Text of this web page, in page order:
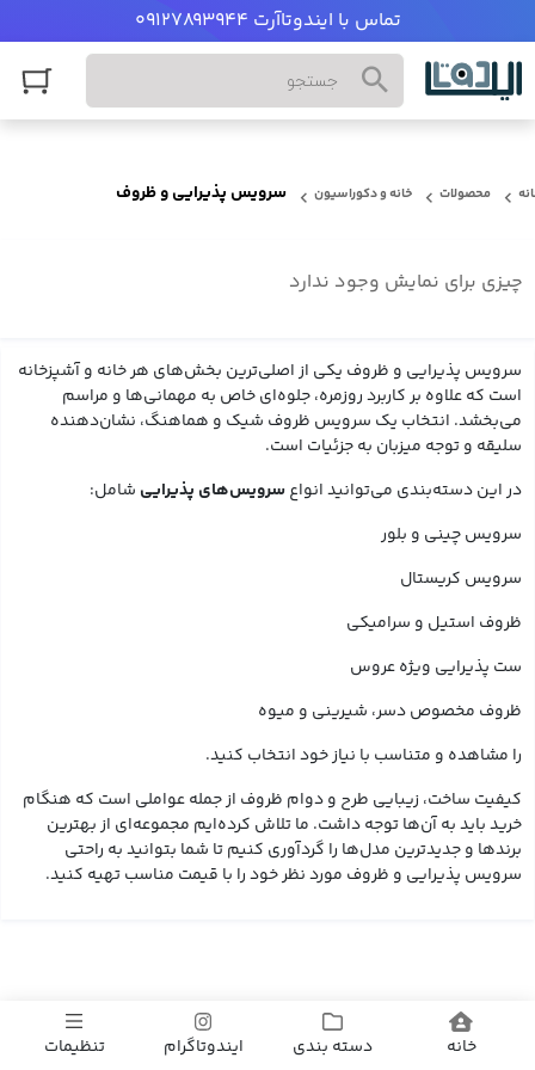
تماس با ایندوتاآرت 09127893944
محصولات خانه و دکوراسیون سرویس پذیرایی و ظروف
چیزی برای نمایش وجود ندارد
سرویس پذیرایی و ظروف یکی از اصلی‌ترین بخش‌های هر خانه و آشپزخانه
است که علاوه بر کاربرد روزمره، جلوه‌ای خاص به مهمانی‌ها و مراسم
می‌بخشد. انتخاب یک سرویس ظروف شیک و هماهنگ، نشان‌دهنده
سلیقه و توجه میزبان به جزئیات است.
در این دسته‌بندی می‌توانید انواعسرویس‌های پذیرایی شامل:
سرویس چینی و بلور
سرویس کریستال
ظروف استیل و سرامیکی
ست پذیرایی ویژه عروس
ظروف مخصوص دسر، شیرینی و میوه
را مشاهده و متناسب با نیاز خود انتخاب کنید.
کیفیت ساخت، زیبایی طرح و دوام ظروف از جمله عواملی است که هنگام
خرید باید به آن‌ها توجه داشت. ما تلاش کرده‌ایم مجموعه‌ای از بهترین
برندها و جدیدترین مدل‌ها را گردآوری کنیم تا شما بتوانید به راحتی
سرویس پذیرایی و ظروف مورد نظر خود را با قیمت مناسب تهیه کنید.
خانه دسته بندی ایندوتاگرام تنظیمات
فروشگاه صنایع دستی ایندوتا